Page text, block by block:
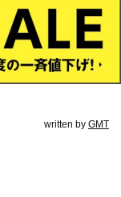
written by GMT